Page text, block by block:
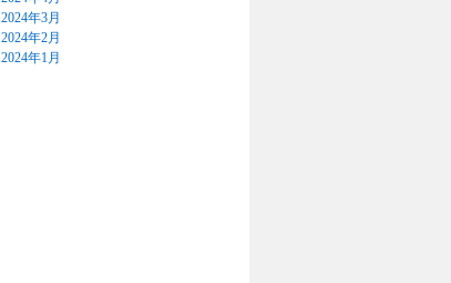
2024年3月
2024年2月
2024年1月